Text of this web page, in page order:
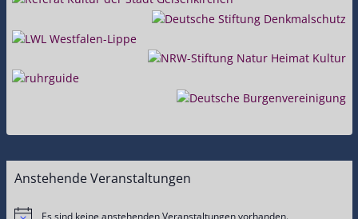
Anstehende Veranstaltungen
Es sind keine anstehenden Veranstaltungen vorhanden.